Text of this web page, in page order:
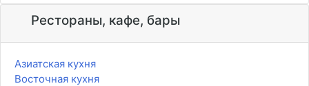
Рестораны, кафе, бары
Азиатская кухня
Восточная кухня